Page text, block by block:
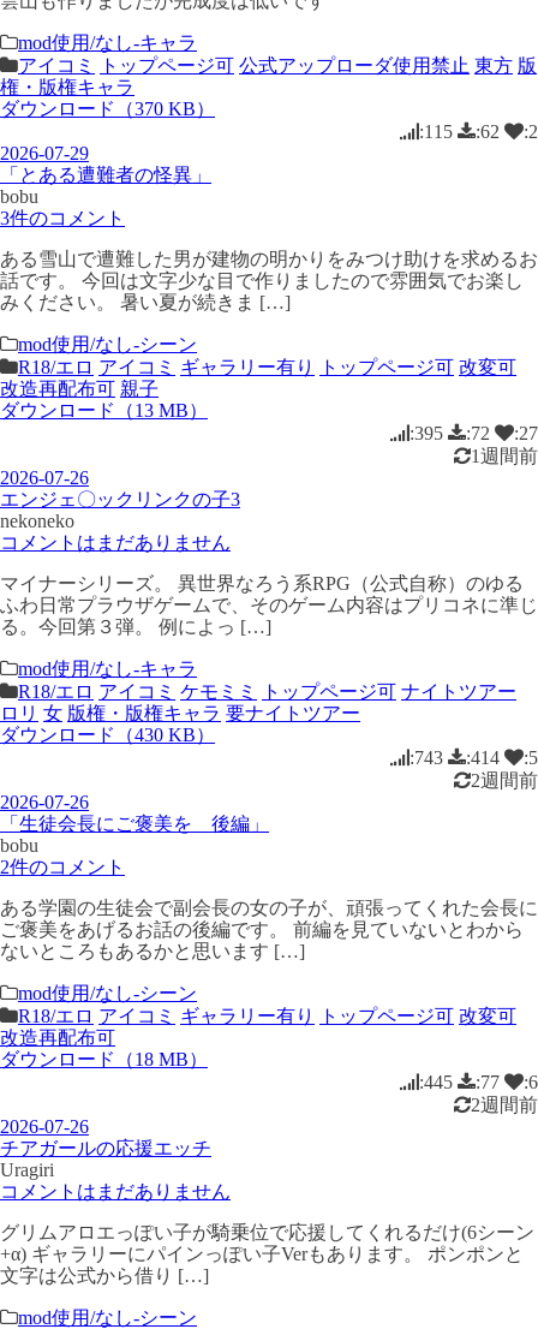
mod使用/なし-キャラ
アイコミ
トップページ可 公式アップローダ使用禁止 東方 版
権・版権キャラ
ダウンロード（370 KB）
:115
:62
:2
2026-07-29
「とある遭難者の怪異」
bobu
3件のコメント
ある雪山で遭難した男が建物の明かりをみつけ助けを求めるお
話です。 今回は文字少な目で作りましたので雰囲気でお楽し
みください。 暑い夏が続きま […]
mod使用/なし-シーン
R18/エロ アイコミ ギャラリー有り トップページ可 改変可
改造再配布可 親子
ダウンロード（13 MB）
:395
:72
:27
1週間前
2026-07-26
エンジェ〇ックリンクの子3
nekoneko
コメントはまだありません
マイナーシリーズ。 異世界なろう系RPG（公式自称）のゆる
ふわ日常プラウザゲームで、そのゲーム内容はプリコネに準じ
る。今回第３弾。 例によっ […]
mod使用/なし-キャラ
R18/エロ アイコミ ケモミミ トップページ可 ナイトツアー
ロリ 女 版権・版権キャラ 要ナイトツアー
ダウンロード（430 KB）
:743
:414
:5
2週間前
2026-07-26
「生徒会長にご褒美を 後編」
bobu
2件のコメント
ある学園の生徒会で副会長の女の子が、頑張ってくれた会長に
ご褒美をあげるお話の後編です。 前編を見ていないとわから
ないところもあるかと思います […]
mod使用/なし-シーン
R18/エロ アイコミ ギャラリー有り トップページ可 改変可
改造再配布可
ダウンロード（18 MB）
:445
:77
:6
2週間前
2026-07-26
チアガールの応援エッチ
Uragiri
コメントはまだありません
グリムアロエっぽい子が騎乗位で応援してくれるだけ(6シーン
+α) ギャラリーにパインっぽい子Verもあります。 ポンポンと
文字は公式から借り […]
mod使用/なし-シーン